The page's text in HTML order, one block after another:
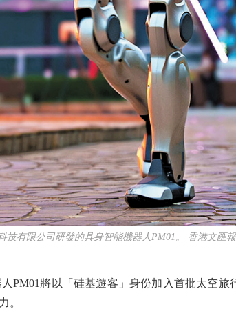
技有限公司研發的具身智能機器人PM01。 香港文匯
將以「硅基遊客」身份加入首批太空旅
。